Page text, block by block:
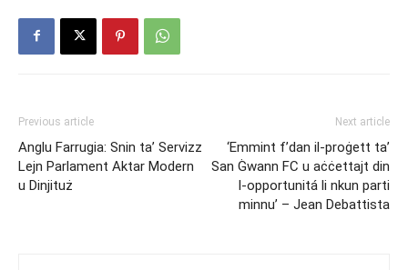
Previous article
Anglu Farrugia: Snin ta’ Servizz
Lejn Parlament Aktar Modern
u Dinjituż
Next article
‘Emmint f’dan il-proġett ta’
San Ġwann FC u aċċettajt din
l-opportunitá li nkun parti
minnu’ – Jean Debattista